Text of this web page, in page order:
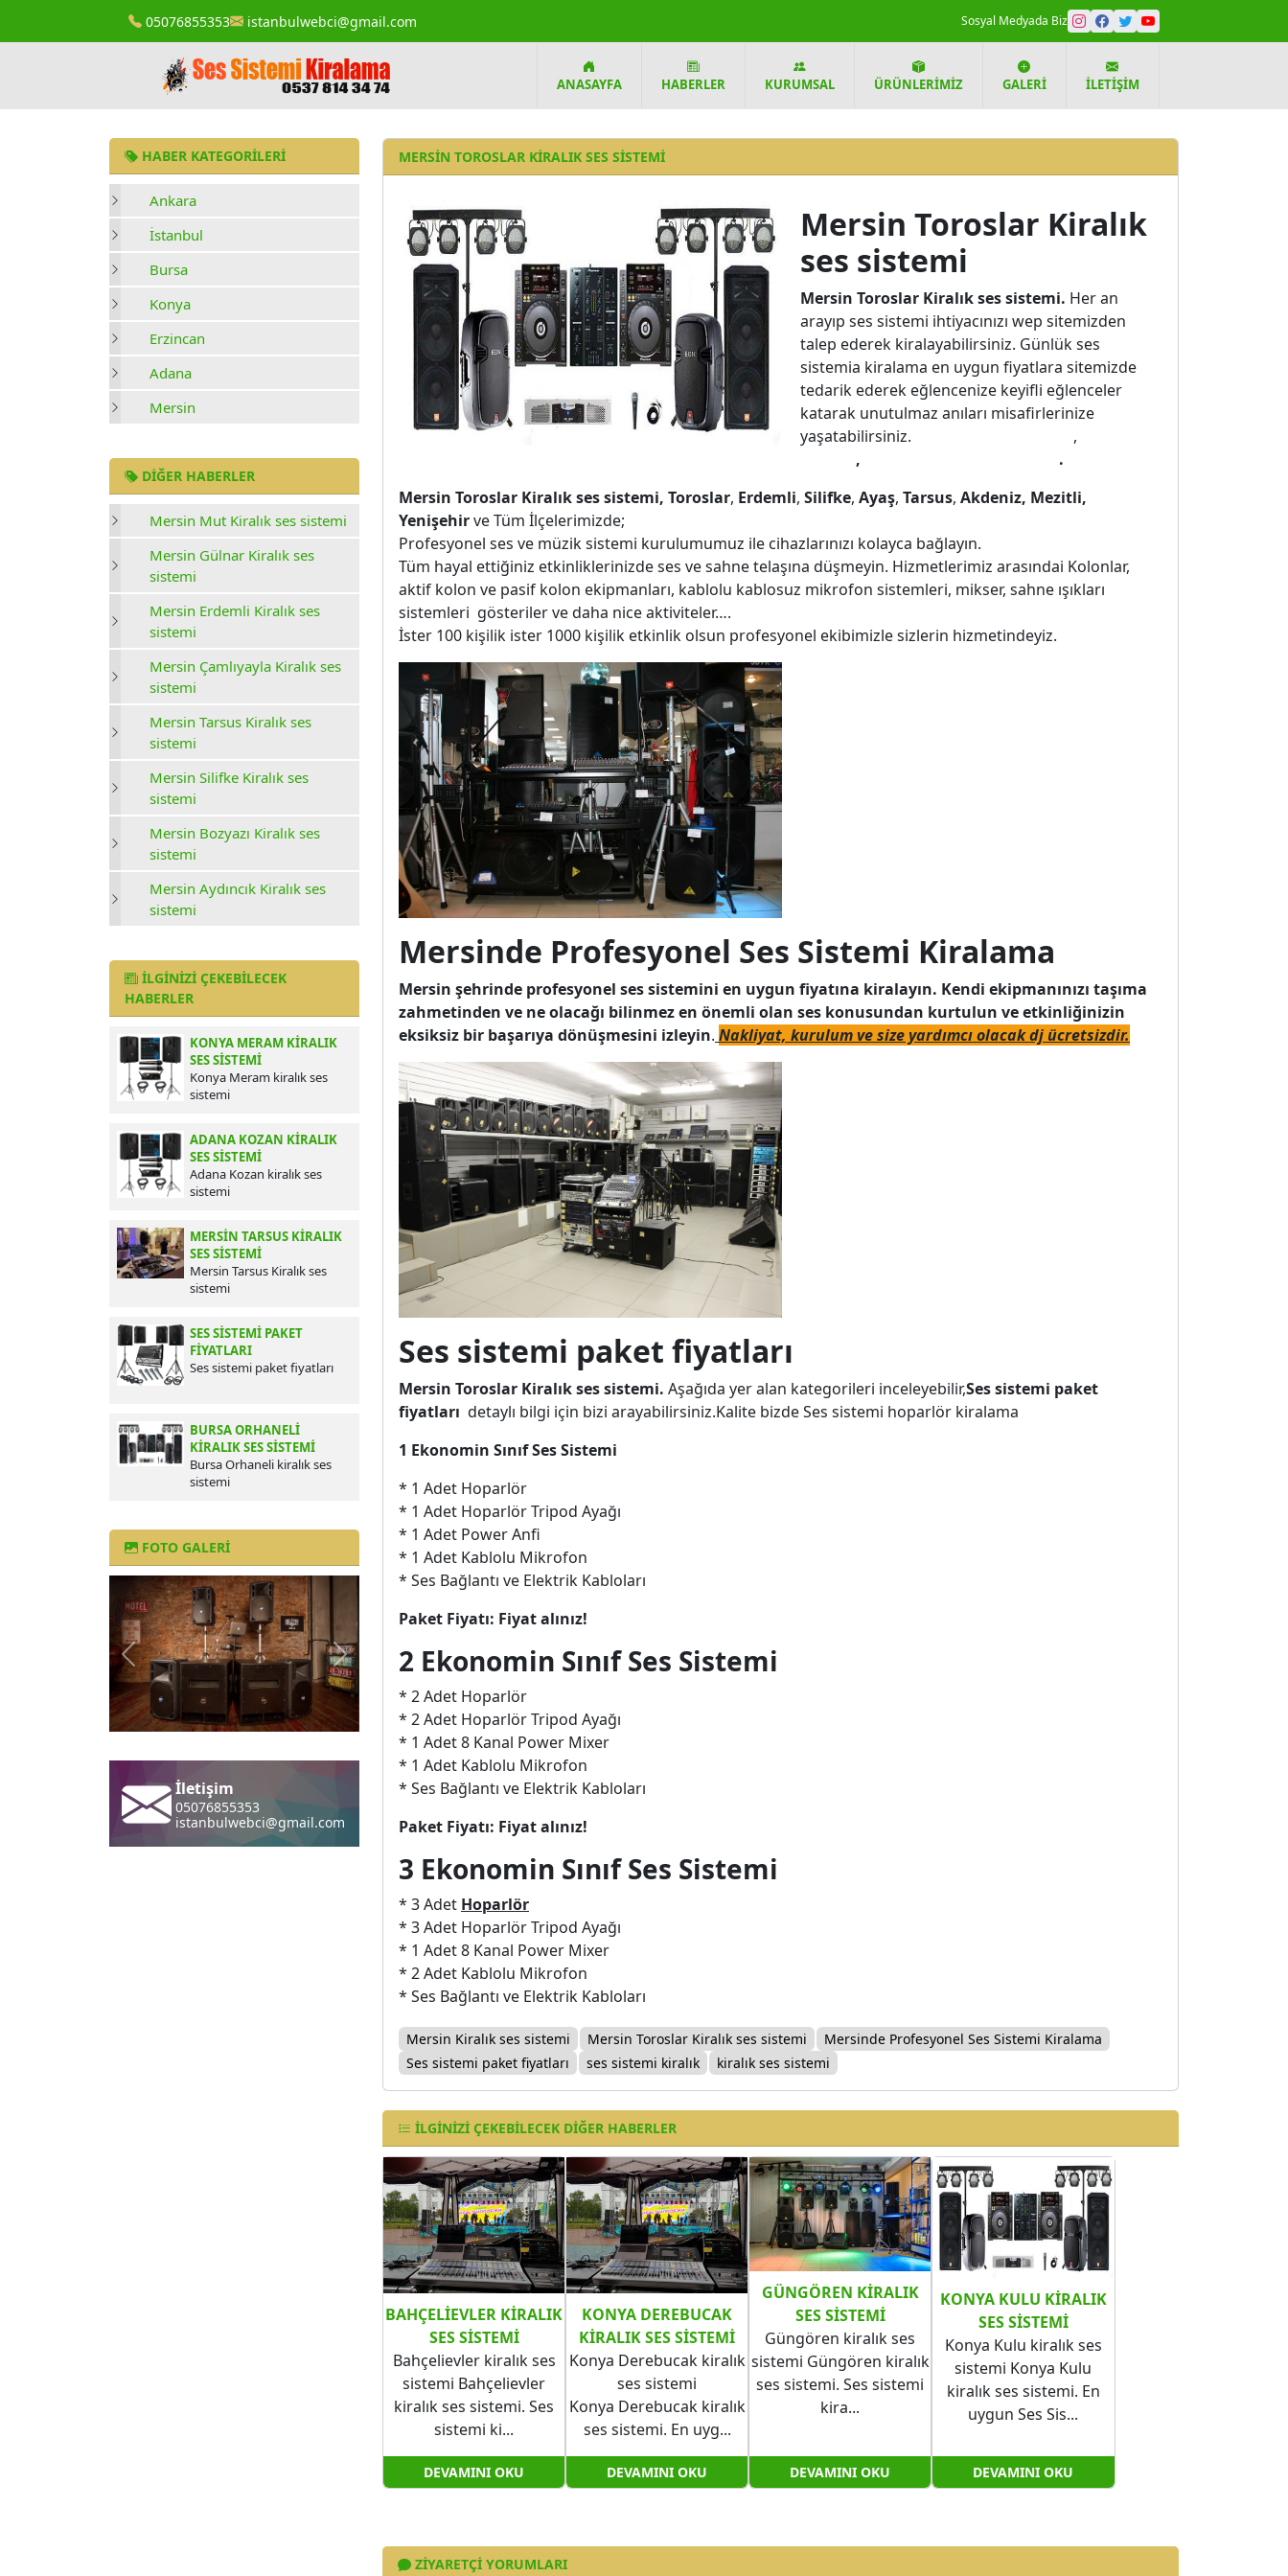
05076855353 istanbulwebci@gmail.com Sosyal Medyada Biz
ANASAYFA HABERLER KURUMSAL ÜRÜNLERIMIZ GALERI İLETIŞIM
HABER KATEGORILERI
Ankara
İstanbul
Bursa
Konya
Erzincan
Adana
Mersin
DIĞER HABERLER
Mersin Mut Kiralık ses sistemi
Mersin Gülnar Kiralık ses
sistemi
Mersin Erdemli Kiralık ses
sistemi
Mersin Çamlıyayla Kiralık ses
sistemi
Mersin Tarsus Kiralık ses
sistemi
Mersin Silifke Kiralık ses
sistemi
Mersin Bozyazı Kiralık ses
sistemi
Mersin Aydıncık Kiralık ses
sistemi
İLGINIZI ÇEKEBILECEK
HABERLER
KONYA MERAM KIRALIK
SES SISTEMI
Konya Meram kiralık ses
sistemi
ADANA KOZAN KIRALIK
SES SISTEMI
Adana Kozan kiralık ses
sistemi
MERSIN TARSUS KIRALIK
SES SISTEMI
Mersin Tarsus Kiralık ses
sistemi
SES SISTEMI PAKET
FIYATLARI
Ses sistemi paket fiyatları
BURSA ORHANELI
KIRALIK SES SISTEMI
Bursa Orhaneli kiralık ses
sistemi
FOTO GALERI
Önceki Sonraki
İletişim
05076855353
MERSIN TOROSLAR KIRALIK SES SISTEMI
Mersin Toroslar Kiralık
ses sistemi
Mersin Toroslar Kiralık ses sistemi. Her an
arayıp ses sistemi ihtiyacınızı wep sitemizden
talep ederek kiralayabilirsiniz. Günlük ses
sistemia kiralama en uygun fiyatlara sitemizde
tedarik ederek eğlencenize keyifli eğlenceler
katarak unutulmaz anıları misafirlerinize
yaşatabilirsiniz.
,
,
.
Mersin Toroslar Kiralık ses sistemi, Toroslar, Erdemli, Silifke, Ayaş, Tarsus, Akdeniz, Mezitli,
Yenişehirve Tüm İlçelerimizde;
Profesyonel ses ve müzik sistemi kurulumumuz ile cihazlarınızı kolayca bağlayın.
Tüm hayal ettiğiniz etkinliklerinizde ses ve sahne telaşına düşmeyin. Hizmetlerimiz arasındai Kolonlar,
aktif kolon ve pasif kolon ekipmanları, kablolu kablosuz mikrofon sistemleri, mikser, sahne ışıkları
sistemleri gösteriler ve daha nice aktiviteler….
İster 100 kişilik ister 1000 kişilik etkinlik olsun profesyonel ekibimizle sizlerin hizmetindeyiz.
Mersinde Profesyonel Ses Sistemi Kiralama
Mersin şehrinde profesyonel ses sistemini en uygun fiyatına kiralayın. Kendi ekipmanınızı taşıma
zahmetinden ve ne olacağı bilinmez en önemli olan ses konusundan kurtulun ve etkinliğinizin
eksiksiz bir başarıya dönüşmesini izleyin. Nakliyat, kurulum ve size yardımcı olacak dj ücretsizdir.
Ses sistemi paket fiyatları
Mersin Toroslar Kiralık ses sistemi. Aşağıda yer alan kategorileri inceleyebilir,Ses sistemi paket
fiyatları detaylı bilgi için bizi arayabilirsiniz.Kalite bizde Ses sistemi hoparlör kiralama
1 Ekonomin Sınıf Ses Sistemi
* 1 Adet Hoparlör
* 1 Adet Hoparlör Tripod Ayağı
* 1 Adet Power Anfi
* 1 Adet Kablolu Mikrofon
* Ses Bağlantı ve Elektrik Kabloları
Paket Fiyatı: Fiyat alınız!
2 Ekonomin Sınıf Ses Sistemi
* 2 Adet Hoparlör
* 2 Adet Hoparlör Tripod Ayağı
* 1 Adet 8 Kanal Power Mixer
* 1 Adet Kablolu Mikrofon
* Ses Bağlantı ve Elektrik Kabloları
Paket Fiyatı: Fiyat alınız!
3 Ekonomin Sınıf Ses Sistemi
* 3 Adet Hoparlör
* 3 Adet Hoparlör Tripod Ayağı
* 1 Adet 8 Kanal Power Mixer
* 2 Adet Kablolu Mikrofon
* Ses Bağlantı ve Elektrik Kabloları
Mersin Kiralık ses sistemi Mersin Toroslar Kiralık ses sistemi
Mersinde Profesyonel Ses Sistemi Kiralama
Ses sistemi paket fiyatları
ses sistemi kiralık kiralık ses sistemi
İLGINIZI ÇEKEBILECEK DIĞER HABERLER
BAHÇELIEVLER KIRALIK
SES SISTEMI
Bahçelievler kiralık ses
sistemi Bahçelievler
kiralık ses sistemi. Ses
sistemi ki...
DEVAMINI OKU
KONYA DEREBUCAK
KIRALIK SES SISTEMI
Konya Derebucak kiralık
ses sistemi
Konya Derebucak kiralık
ses sistemi. En uyg...
DEVAMINI OKU
GÜNGÖREN KIRALIK
SES SISTEMI
Güngören kiralık ses
sistemi Güngören kiralık
ses sistemi. Ses sistemi
kira...
DEVAMINI OKU
KONYA KULU KIRALIK
SES SISTEMI
Konya Kulu kiralık ses
sistemi Konya Kulu
kiralık ses sistemi. En
uygun Ses Sis...
DEVAMINI OKU
ZIYARETÇI YORUMLARI